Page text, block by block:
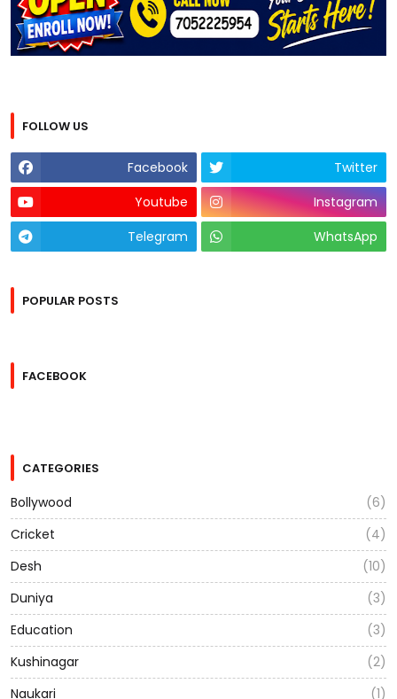
FOLLOW US
Facebook
Twitter
Youtube
Instagram
Telegram
WhatsApp
POPULAR POSTS
FACEBOOK
CATEGORIES
Bollywood
(6)
Cricket
(4)
Desh
(10)
Duniya
(3)
Education
(3)
Kushinagar
(2)
Naukari
(1)